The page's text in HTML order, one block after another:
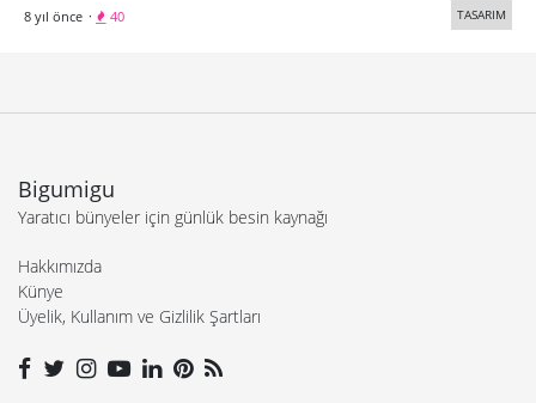
8 yıl önce · 40 TASARIM
Bigumigu
Yaratıcı bünyeler için günlük besin kaynağı
Hakkımızda
Künye
Üyelik, Kullanım ve Gizlilik Şartları